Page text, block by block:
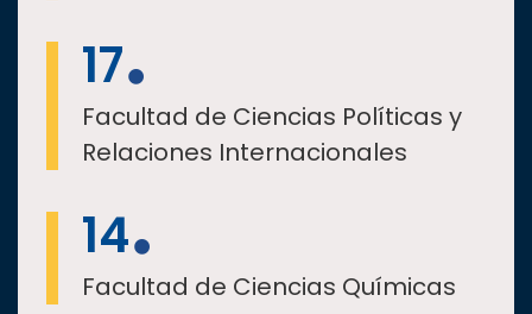
17
Facultad de Ciencias Políticas y
Relaciones Internacionales
14
Facultad de Ciencias Químicas